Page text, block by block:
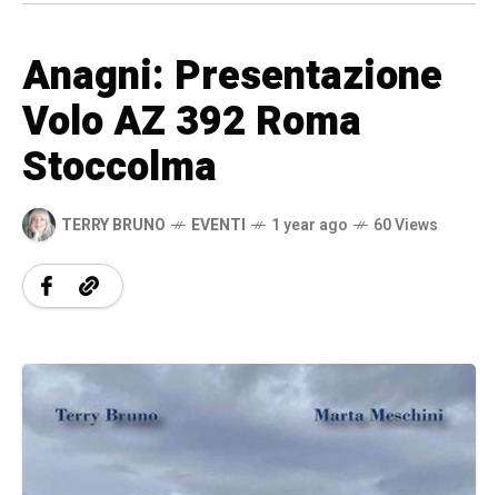
Anagni: Presentazione
Volo AZ 392 Roma
Stoccolma
TERRY BRUNO EVENTI 1 year ago 60 Views